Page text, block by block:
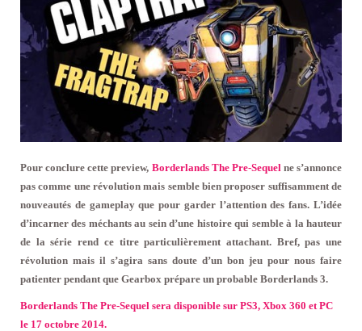
Pour conclure cette preview, Borderlands The Pre-Sequelne s’annonce
pas comme une révolution mais semble bien proposer suffisamment de
nouveautés de gameplay que pour garder l’attention des fans. L’idée
d’incarner des méchants au sein d’une histoire qui semble à la hauteur
de la série rend ce titre particulièrement attachant. Bref, pas une
révolution mais il s’agira sans doute d’un bon jeu pour nous faire
patienter pendant que Gearbox prépare un probable Borderlands 3.
Borderlands The Pre-Sequel sera disponible sur PS3, Xbox 360 et PC
le 17 octobre 2014.